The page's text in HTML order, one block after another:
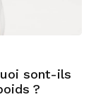
sont-ils
?